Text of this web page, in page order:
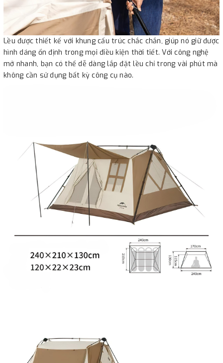
Lều được thiết kế với khung cấu trúc chắc chắn, giúp nó giữ được
hình dáng ổn định trong mọi điều kiện thời tiết. Với công nghệ
mở nhanh, bạn có thể dễ dàng lắp đặt lều chỉ trong vài phút mà
không cần sử dụng bất kỳ công cụ nào.